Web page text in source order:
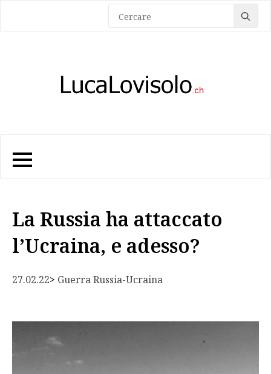
for:
La Russia ha attaccato
l’Ucraina, e adesso?
27.02.22> Guerra Russia-Ucraina